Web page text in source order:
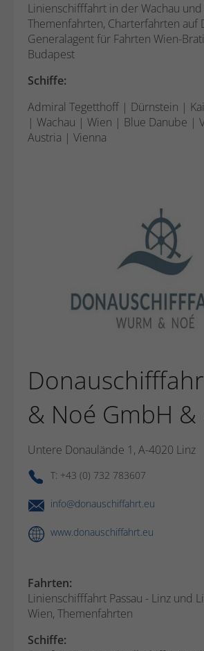
Linienschifffahrt in der Wachau und
Themenfahrten, Charterfahrten auf
Generalagent für Fahrten Wien-
Budapest
Schiffe:
Admiral Tegetthoff | Dürnstein |
| Wachau | Wien | Blue Danube |
Austria | Vienna
& Noé GmbH &
Untere Donaulände 1, A-4020 Linz
T: +43 (0) 732 783607
info@donauschiffahrt.eu
www.donauschiffahrt.eu
Fahrten:
Linienschifffahrt Passau - Linz und
Wien, Themenfahrten
Schiffe:
Form.
Name
Anbieter
Laufzeit 1 Minute
Dies ist ein von Google
bezieht. Es scheint eine
Cookies zu sein, das
die von Google auf
Traffic-Aufkommen
Datenmenge zu